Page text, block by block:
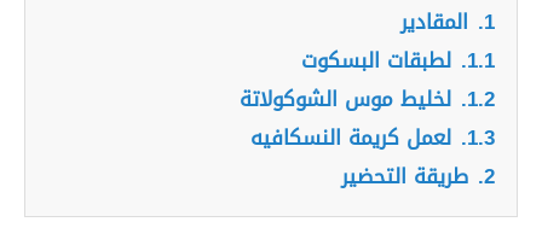
1. المقادير
1.1. لطبقات البسكوت
1.2. لخليط موس الشوكولاتة
1.3. لعمل كريمة النسكافيه
2. طريقة التحضير